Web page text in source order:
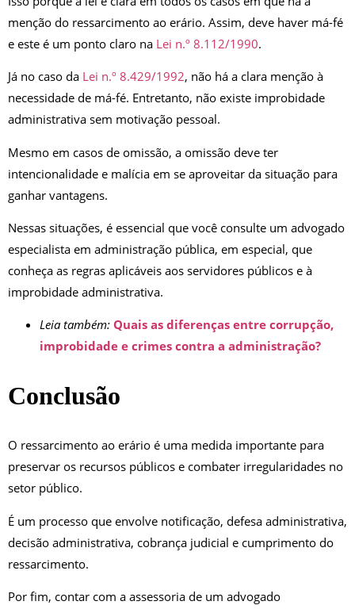
menção do ressarcimento ao erário. Assim, deve haver má-fé
e este é um ponto claro na Lei n.º 8.112/1990.
Já no caso da Lei n.º 8.429/1992, não há a clara menção à
necessidade de má-fé. Entretanto, não existe improbidade
administrativa sem motivação pessoal.
Mesmo em casos de omissão, a omissão deve ter
intencionalidade e malícia em se aproveitar da situação para
ganhar vantagens.
Nessas situações, é essencial que você consulte um advogado
especialista em administração pública, em especial, que
conheça as regras aplicáveis aos servidores públicos e à
improbidade administrativa.
Leia também: Quais as diferenças entre corrupção,
improbidade e crimes contra a administração?
Conclusão
O ressarcimento ao erário é uma medida importante para
preservar os recursos públicos e combater irregularidades no
setor público.
É um processo que envolve notificação, defesa administrativa,
decisão administrativa, cobrança judicial e cumprimento do
ressarcimento.
Por fim, contar com a assessoria de um advogado